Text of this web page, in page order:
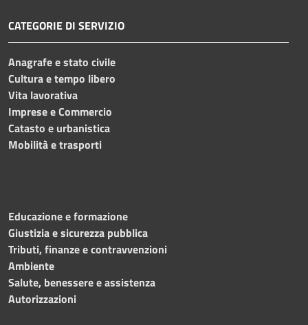
CATEGORIE DI SERVIZIO
Anagrafe e stato civile
Cultura e tempo libero
Vita lavorativa
Imprese e Commercio
Catasto e urbanistica
Mobilità e trasporti
Educazione e formazione
Giustizia e sicurezza pubblica
Tributi, finanze e contravvenzioni
Ambiente
Salute, benessere e assistenza
Autorizzazioni